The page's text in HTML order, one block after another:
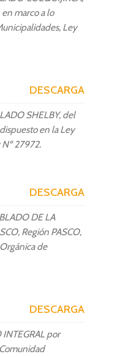
2024-2026
2023-2025
I 2025
marco a lo
Ley
DESCARGA
SHELBY, del
en la Ley
27972.
DESCARGA
DE LA
Región PASCO,
de
DESCARGA
INTEGRAL por